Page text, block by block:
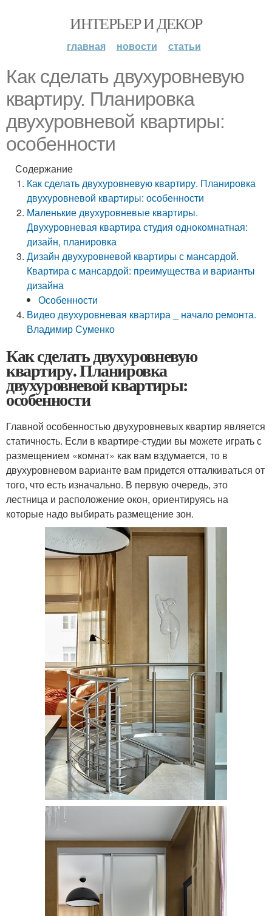
ИНТЕРЬЕР И ДЕКОР
главная новости статьи
Как сделать двухуровневую
квартиру. Планировка
двухуровневой квартиры:
особенности
Содержание
Как сделать двухуровневую квартиру. Планировка
двухуровневой квартиры: особенности
Маленькие двухуровневые квартиры.
Двухуровневая квартира студия однокомнатная:
дизайн, планировка
Дизайн двухуровневой квартиры с мансардой.
Квартира с мансардой: преимущества и варианты
дизайна
Особенности
Видео двухуровневая квартира _ начало ремонта.
Владимир Суменко
Как сделать двухуровневую
квартиру. Планировка
двухуровневой квартиры:
особенности
Главной особенностью двухуровневых квартир является
статичность. Если в квартире-студии вы можете играть с
размещением «комнат» как вам вздумается, то в
двухуровневом варианте вам придется отталкиваться от
того, что есть изначально. В первую очередь, это
лестница и расположение окон, ориентируясь на
которые надо выбирать размещение зон.